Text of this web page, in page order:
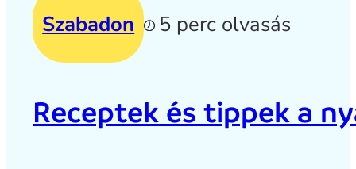
Szabadon 5 perc olvasás
Receptek és tippek a